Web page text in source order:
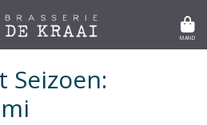
MAND
Seizoen: